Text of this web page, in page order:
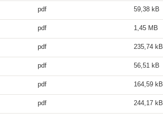
pdf 59,38 kB
pdf 1,45 MB
pdf 235,74 kB
pdf 56,51 kB
pdf 164,59 kB
pdf 244,17 kB